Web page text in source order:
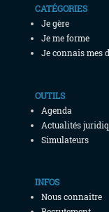
CATÉGORIES
Je gère
Je me forme
Je connais mes
OUTILS
Agenda
Actualités
Simulateurs
INFOS
Nous connaitre